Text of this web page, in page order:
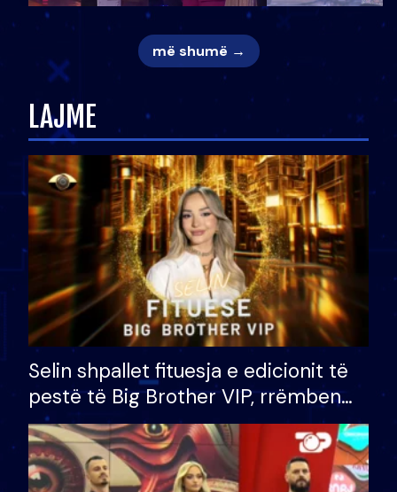
më shumë →
LAJME
Selin shpallet fituesja e edicionit të
pestë të Big Brother VIP, rrëmben
çmimin e madh prej 100 mijë eurosh